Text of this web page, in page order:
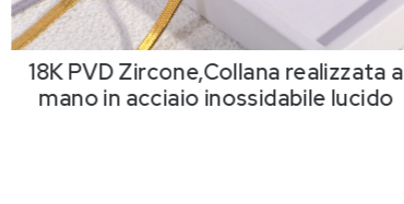
18K PVD Zircone,Collana realizzata a
mano in acciaio inossidabile lucido